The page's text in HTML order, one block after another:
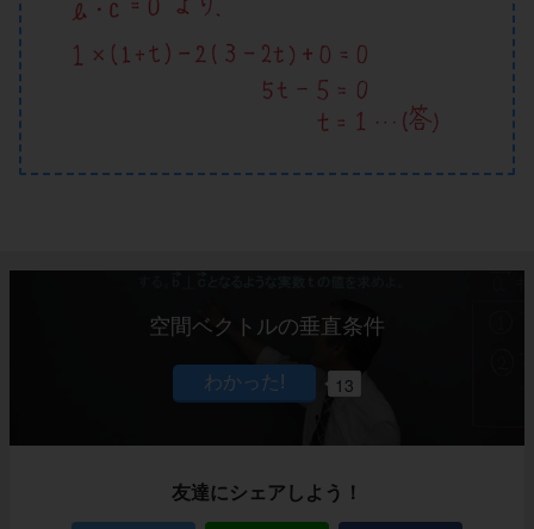
空間ベクトルの垂直条件
13
友達にシェアしよう！